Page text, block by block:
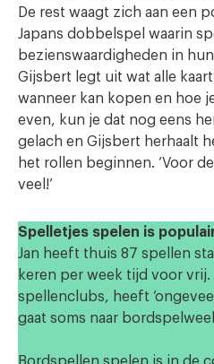
De rest waagt zich aan een
Japans dobbelspel waarin
bezienswaardigheden in
Gijsbert legt uit wat alle
wanneer kan kopen en hoe
even, kun je dat nog eens
gelach en Gijsbert herhaalt
het rollen beginnen. ‘Voor
veel!’
Spelletjes spelen is
Jan heeft thuis 87 spellen
keren per week tijd voor
spellenclubs, heeft
gaat soms naar